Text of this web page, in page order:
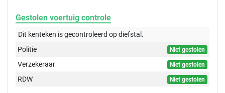
Gestolen voertuig controle
Dit kenteken is gecontroleerd opdiefstal.
Politie
Niet gestolen
Verzekeraar Niet gestolen
RDW Niet gestolen